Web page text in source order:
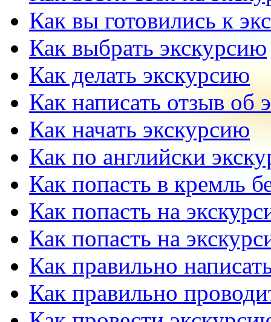
Как вы готовились к
Как выбрать экскурсию
Как делать экскурсию
Как написать отзыв об
Как начать экскурсию
Как по английски
Как попасть в кремль
Как попасть на
Как попасть на
Как правильно
Как правильно